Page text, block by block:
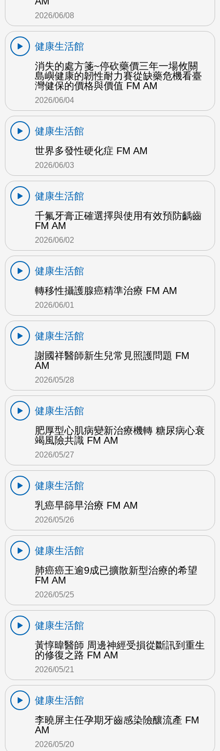
2026/06/08
健康生活館
消失的處方箋~停砍藥價三年一場攸關
島嶼健康的韌性耐力賽從缺藥危機看臺
灣健保的價格與價值 FM AM
2026/06/04
健康生活館
世界多發性硬化症 FM AM
2026/06/03
健康生活館
千氟牙膏正確選擇與使用有效預防齲齒
FM AM
2026/06/02
健康生活館
轉移性攝護腺癌精準治療 FM AM
2026/06/01
健康生活館
謝國祥醫師新生兒常見照護問題 FM
AM
2026/05/28
健康生活館
肥厚型心肌病變新治療機轉 糖尿病心衰
竭風險共識 FM AM
2026/05/27
健康生活館
乳癌早篩早治療 FM AM
2026/05/26
健康生活館
肺癌癌王逾9成已擴散新型治療的希望
FM AM
2026/05/25
健康生活館
黃惇暐醫師 周邊神經受損從斷訊到重生
的修復之路 FM AM
2026/05/21
健康生活館
李曉屏主任孕期牙齒感染險釀流產 FM
AM
2026/05/20